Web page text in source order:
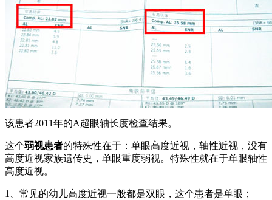
该患者2011年的A超眼轴长度检查结果。
这个弱视患者的特殊性在于：单眼高度近视，轴性近视，没有
高度近视家族遗传史，单眼重度弱视。特殊性就在于单眼轴性
高度近视。
1、常见的幼儿高度近视一般都是双眼，这个患者是单眼；